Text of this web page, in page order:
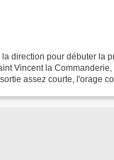
direction pour débuter la
Vincent la
assez courte, l'orage